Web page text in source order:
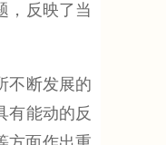
，反映了当
不断发展的
有能动的反